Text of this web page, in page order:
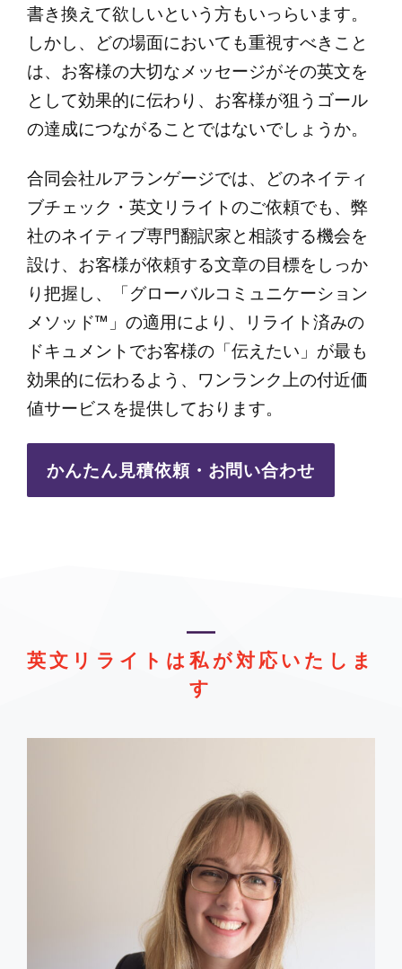
書き換えて欲しいという方もいっらいます。
しかし、どの場面においても重視すべきこと
は、お客様の大切なメッセージがその英文を
として効果的に伝わり、お客様が狙うゴール
の達成につながることではないでしょうか。
合同会社ルアランゲージでは、どのネイティ
ブチェック・英文リライトのご依頼でも、弊
社のネイティブ専門翻訳家と相談する機会を
設け、お客様が依頼する文章の目標をしっか
り把握し、「グローバルコミュニケーション
メソッド™」の適用により、リライト済みの
ドキュメントでお客様の「伝えたい」が最も
効果的に伝わるよう、ワンランク上の付近価
値サービスを提供しております。
かんたん見積依頼・お問い合わせ
英文リライトは私が対応いたしま
す